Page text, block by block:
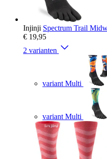
Injinji Spectrum Trail
€ 19,95
2 varianten
variant Multi
variant Multi